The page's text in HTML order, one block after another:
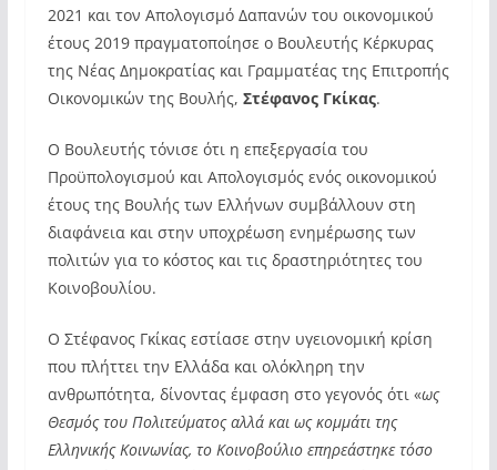
2021 και τον Απολογισμό Δαπανών του οικονομικού
έτους 2019 πραγματοποίησε ο Βουλευτής Κέρκυρας
της Νέας Δημοκρατίας και Γραμματέας της Επιτροπής
Οικονομικών της Βουλής, Στέφανος Γκίκας.
Ο Βουλευτής τόνισε ότι η επεξεργασία του
Προϋπολογισμού και Απολογισμός ενός οικονομικού
έτους της Βουλής των Ελλήνων συμβάλλουν στη
διαφάνεια και στην υποχρέωση ενημέρωσης των
πολιτών για το κόστος και τις δραστηριότητες του
Κοινοβουλίου.
Ο Στέφανος Γκίκας εστίασε στην υγειονομική κρίση
που πλήττει την Ελλάδα και ολόκληρη την
ανθρωπότητα, δίνοντας έμφαση στο γεγονός ότι «ως
Θεσμός του Πολιτεύματος αλλά και ως κομμάτι της
Ελληνικής Κοινωνίας, το Κοινοβούλιο επηρεάστηκε τόσο